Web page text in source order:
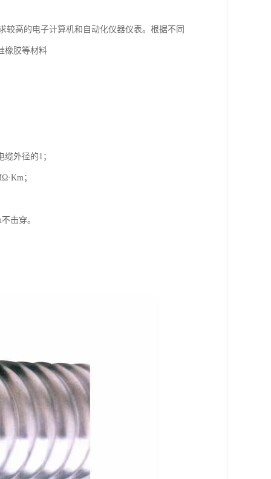
较高的电子计算机和自动化仪器仪表。根据不同
橡胶等材料
外径的1；
；
击穿。